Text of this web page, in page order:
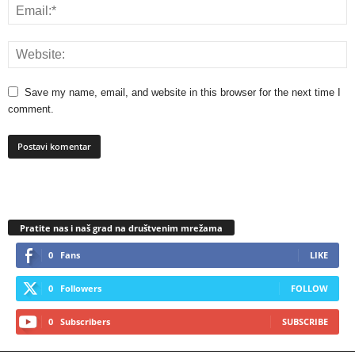
Save my name, email, and website in this browser for the next time I
comment.
Pratite nas i naš grad na društvenim mrežama
0 Fans LIKE
0 Followers FOLLOW
0 Subscribers SUBSCRIBE